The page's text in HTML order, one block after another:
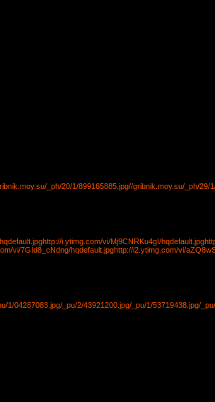
_ph/20/1/899165885.jpg//gribnik.moy.su/_ph/29/
http://i.ytimg.com/vi/Mj9CNRKu4gI/hqdefault.jpg
vi/7GId8_cNdng/hqdefault.jpghttp://i2.ytimg.com/vi/
1/04287083.jpg/_pu/2/43921200.jpg/_pu/1/53719438.jpg/